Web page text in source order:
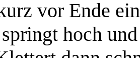
vor Ende
hoch